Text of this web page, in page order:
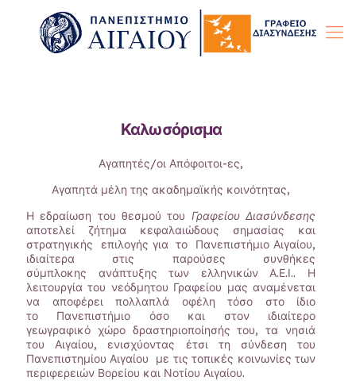
Καλωσόρισμα
Αγαπητές/οι Απόφοιτοι-ες,
Αγαπητά μέλη της ακαδημαϊκής κοινότητας,
Η εδραίωση του θεσμού του Γραφείου Διασύνδεσης
αποτελεί ζήτημα κεφαλαιώδους σημασίας και
στρατηγικής επιλογής για το Πανεπιστήμιο Αιγαίου,
ιδιαίτερα στις παρούσες συνθήκες
σύμπλοκης ανάπτυξης των ελληνικών Α.Ε.Ι.. Η
λειτουργία του νεόδμητου Γραφείου μας αναμένεται
να αποφέρει πολλαπλά οφέλη τόσο στο ίδιο
το Πανεπιστήμιο όσο και στον ιδιαίτερο
γεωγραφικό χώρο δραστηριοποίησής του, τα νησιά
του Αιγαίου, ενισχύοντας έτσι τη σύνδεση του
Πανεπιστημίου Αιγαίου με τις τοπικές κοινωνίες των
περιφερειών Βορείου και Νοτίου Αιγαίου.